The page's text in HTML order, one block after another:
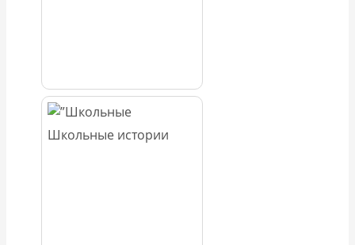
Школьные истории